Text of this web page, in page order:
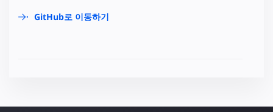
GitHub로 이동하기